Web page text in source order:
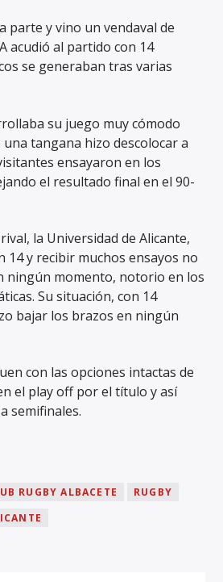
parte y vino un vendaval de
acudió al partido con 14
se generaban tras varias
su juego muy cómodo
tangana hizo descolocar a
ensayaron en los
el resultado final en el 90-
la Universidad de Alicante,
14 y recibir muchos ensayos no
ningún momento, notorio en los
Su situación, con 14
bajar los brazos en ningún
con las opciones intactas de
el play off por el título y así
semifinales.
RUGBY ALBACETE
RUGBY